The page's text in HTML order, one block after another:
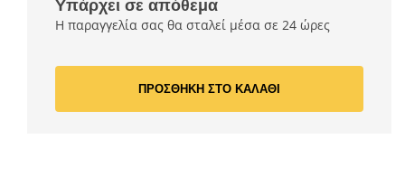
Υπάρχει σε απόθεμα
Η παραγγελία σας θα σταλεί μέσα σε 24 ώρες
ΠΡΟΣΘΗΚΗ ΣΤΟ ΚΑΛΑΘΙ